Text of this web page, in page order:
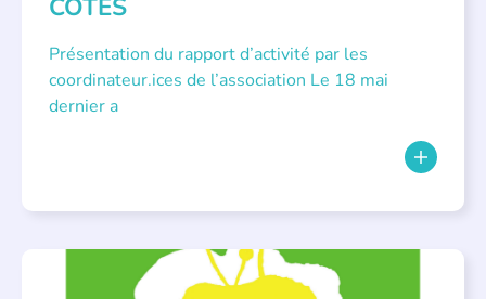
CÔTÉS
Présentation du rapport d’activité par les
coordinateur.ices de l’association Le 18 mai
dernier a
BIBLIOTHÈQUES ÉVÉNEMENTS , LECTURE INDIVIDUALISÉE